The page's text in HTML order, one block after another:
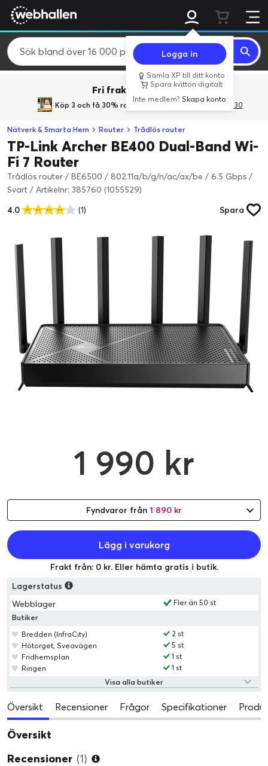
Logga in
Samla XP till ditt konto
Spara kvitton digitalt
Inte medlem?Skapa konto
Fri frakt över 800 kr.
Köp 3 och få 30% rabatt med rabattkoden 3Gives30
Nätverk & Smarta Hem Router Trådlös router
TP-Link Archer BE400 Dual-Band Wi-
Fi 7 Router
Trådlös router / BE6500 / 802.11a/b/g/n/ac/ax/be / 6.5 Gbps /
Svart / Artikelnr: 385760 (1055529)
4.0
(1) Spara
1 990 kr
Fyndvaror från 1 890 kr
Lägg i varukorg
Frakt från: 0 kr. Eller hämta gratis i butik.
Lagerstatus
Webblager
Fler än 50 st
Butiker
Bredden (InfraCity)
2 st
Hötorget, Sveavägen
5 st
Fridhemsplan
1 st
Ringen
1 st
Visa alla butiker
Översikt Recensioner Frågor Specifikationer
Översikt
Recensioner (1)